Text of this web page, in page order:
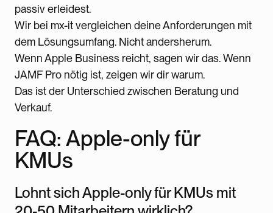
passiv erleidest.
Wir bei mx-it vergleichen deine Anforderungen mit
dem Lösungsumfang. Nicht andersherum.
Wenn Apple Business reicht, sagen wir das. Wenn
JAMF Pro nötig ist, zeigen wir dir warum.
Das ist der Unterschied zwischen Beratung und
Verkauf.
FAQ: Apple-only für
KMUs
Lohnt sich Apple-only für KMUs mit